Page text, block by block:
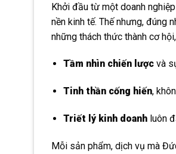
Khởi đầu từ một doanh
nền kinh tế. Thế nhưng, đúng
những thách thức thành cơ
Tầm nhìn chiến lược và
Tinh thần cống hiến,
Triết lý kinh doanh luôn
Mỗi sản phẩm, dịch vụ mà